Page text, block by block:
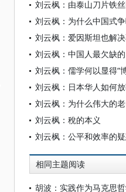
刘云枫：为什么中国式
刘云枫：儒学何以显得“
刘云枫：日本华人如何
刘云枫：为什么伟大的
刘云枫：稅的本义
刘云枫：公平和效率的
相同主题阅读